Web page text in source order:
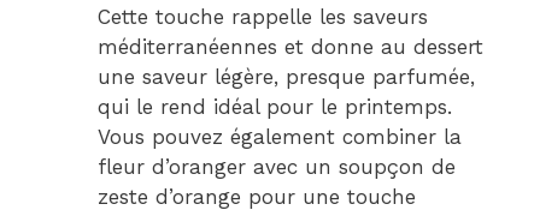
Cette touche rappelle les saveurs
méditerranéennes et donne au dessert
une saveur légère, presque parfumée,
qui le rend idéal pour le printemps.
Vous pouvez également combiner la
fleur d’oranger avec un soupçon de
zeste d’orange pour une touche